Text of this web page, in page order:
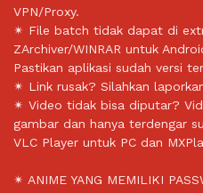
VPN/Proxy.
✴ File batch tidak dapat di
ZArchiver/WINRAR untuk
Pastikan aplikasi sudah versi
✴ Link rusak? Silahkan
✴ Video tidak bisa diputar?
gambar dan hanya terdengar
VLC Player untuk PC dan
✴ ANIME YANG MEMILIKI